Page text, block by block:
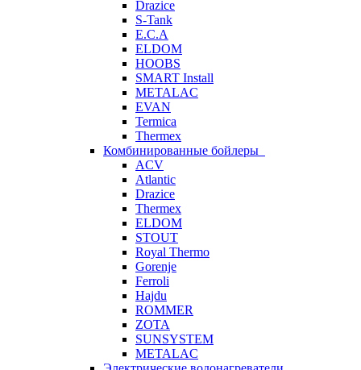
Drazice
S-Tank
E.C.A
ELDOM
HOOBS
SMART Install
METALAC
EVAN
Termica
Thermex
Комбинированные бойлеры
ACV
Atlantic
Drazice
Thermex
ELDOM
STOUT
Royal Thermo
Gorenje
Ferroli
Hajdu
ROMMER
ZOTA
SUNSYSTEM
METALAC